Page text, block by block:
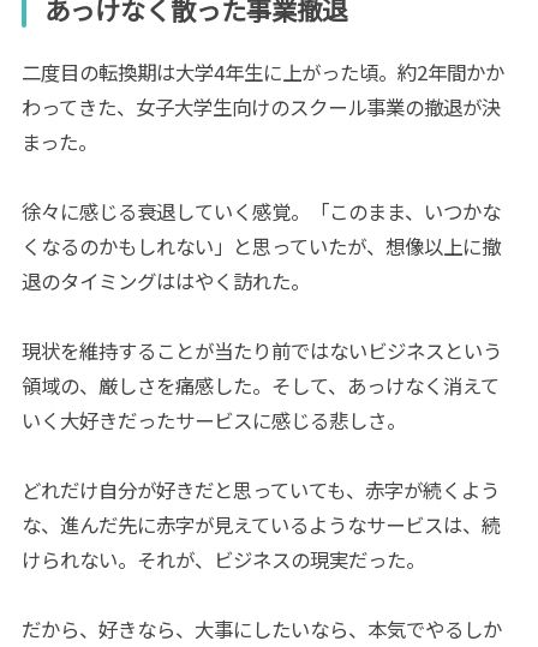
あっけなく散った事業撤退
二度目の転換期は大学4年生に上がった頃。約2年間かか
わってきた、女子大学生向けのスクール事業の撤退が決
まった。
徐々に感じる衰退していく感覚。「このまま、いつかな
くなるのかもしれない」と思っていたが、想像以上に撤
退のタイミングははやく訪れた。
現状を維持することが当たり前ではないビジネスという
領域の、厳しさを痛感した。そして、あっけなく消えて
いく大好きだったサービスに感じる悲しさ。
どれだけ自分が好きだと思っていても、赤字が続くよう
な、進んだ先に赤字が見えているようなサービスは、続
けられない。それが、ビジネスの現実だった。
だから、好きなら、大事にしたいなら、本気でやるしか